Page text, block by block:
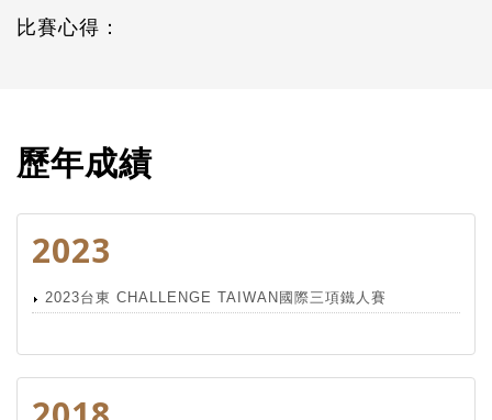
比賽心得：
歷年成績
2023
2023台東 CHALLENGE TAIWAN國際三項鐵人賽